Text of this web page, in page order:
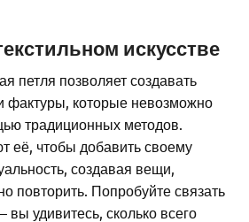
искусстве
петля позволяет создавать
фактуры, которые невозможно
традиционных методов.
её, чтобы добавить своему
создавая вещи,
повторить. Попробуйте связать
удивитесь, сколько всего